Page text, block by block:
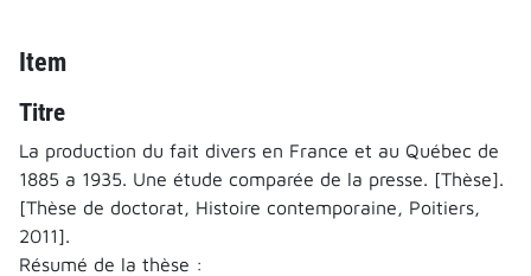
Item
Titre
La production du fait divers en France et au Québec de
1885 a 1935. Une étude comparée de la presse. [Thèse].
[Thèse de doctorat, Histoire contemporaine, Poitiers,
2011].
Résumé de la thèse :